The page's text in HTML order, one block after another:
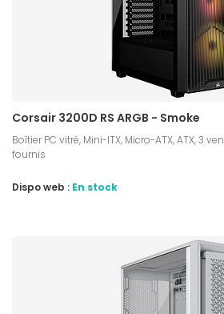
Corsair 3200D RS ARGB - Smoke
Boîtier PC vitré, Mini-ITX, Micro-ATX, ATX, 3
fournis
Dispo web : En stock